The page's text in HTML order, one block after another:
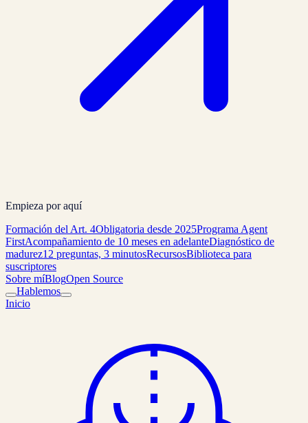
Empieza por aquí
Formación del Art. 4Obligatoria desde 2025Programa Agent
FirstAcompañamiento de 10 meses en adelanteDiagnóstico de
madurez12 preguntas, 3 minutosRecursosBiblioteca para
suscriptores
Sobre míBlogOpen Source
Hablemos
Inicio